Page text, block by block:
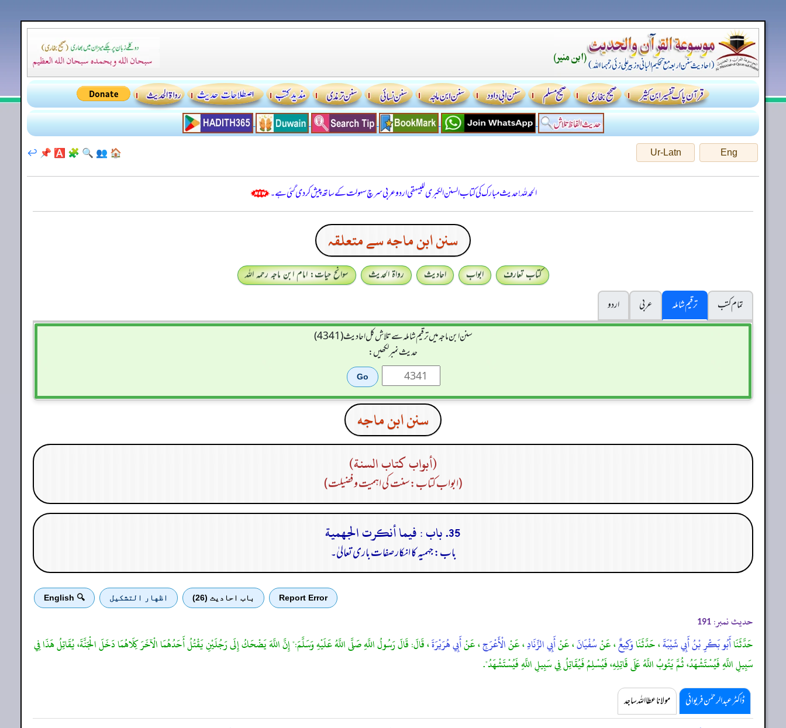
Eng
Ur-Latn
🏠
👥
🔍
🧩
🅰️
📌
↩️
الحمدللہ! حدیث مبارک کی کتاب السنن الكبرى للبيهقي اردو عربی سرچ سہولت کے ساتھ پیش کر دی گئی ہے۔
سنن ابن ماجه سے متعلقہ
کتاب تعارف ابواب احادیث رواۃ الحدیث
سوانح حیات: امام ابن ماجہ رحمہ اللہ
تمام کتب
ترقیم شاملہ عربی
اردو
سنن ابن ماجہ میں ترقیم شاملہ سے تلاش کل احادیث (4341)
حدیث نمبر لکھیں:
سنن ابن ماجه
(أبواب كتاب السنة)
(ابواب کتاب: سنت کی اہمیت و فضیلت)
35. باب : فيما أنكرت الجهمية
باب: جہمیہ کا انکار صفات باری تعالیٰ۔
Report Error باب احادیث (26) اظهار التشكيل 🔍 English
حدیث نمبر: 191
حَدَّثَنَاأَبُو بَكْرِ بْنُ أَبِي شَيْبَةَ، حَدَّثَنَاوَكِيعٌ، عَنْسُفْيَانَ، عَنْأَبِي الزِّنَادِ، عَنْالْأَعْرَجِ، عَنْأَبِي هُرَيْرَةَ، قَالَ: قَالَ رَسُولُ اللَّهِ صَلَّى اللَّهُ عَلَيْهِ وَسَلَّمَ:" إِنَّ اللَّهَ يَضْحَكُ إِلَى رَجُلَيْنِ يَقْتُلُ أَحَدُهُمَا الْآخَرَ كِلَاهُمَا دَخَلَ الْجَنَّةَ، يُقَاتِلُ هَذَا فِي
سَبِيلِ اللَّهِ فَيُسْتَشْهَدُ، ثُمَّ يَتُوبُ اللَّهُ عَلَى قَاتِلِهِ، فَيُسْلِمُ فَيُقَاتِلُ فِي سَبِيلِ اللَّهِ فَيُسْتَشْهَدُ".
ڈاکٹر عبدالرحمٰن فریوائی مولانا عطا اللہ ساجد